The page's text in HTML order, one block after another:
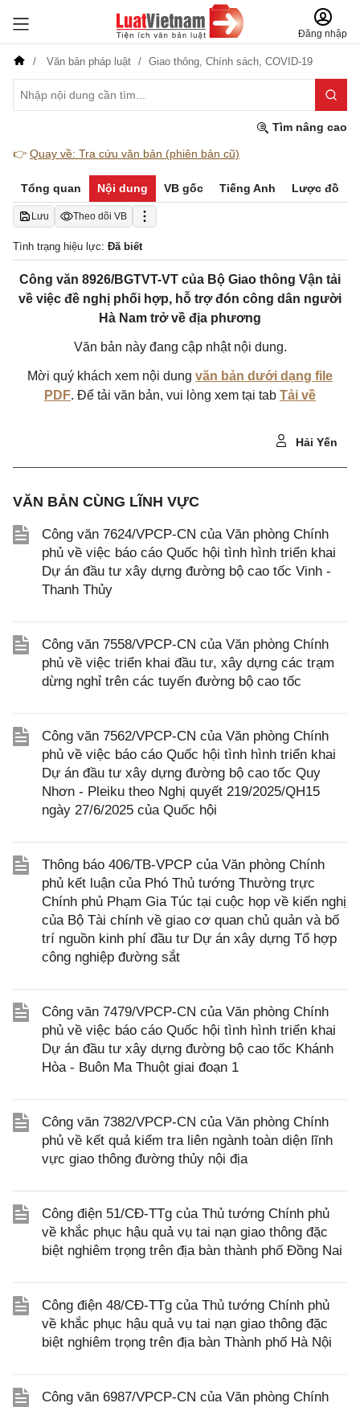
Đăng nhập
Văn bản pháp luật Giao thông, Chính sách, COVID-19
Tìm nâng cao
👉 Quay về: Tra cứu văn bản (phiên bản cũ)
Tổng quan Nội dung VB gốc Tiếng Anh Lược đồ
Lưu Theo dõi VB
Tình trạng hiệu lực: Đã biết
Công văn 8926/BGTVT-VT của Bộ Giao thông Vận tải
về việc đề nghị phối hợp, hỗ trợ đón công dân người
Hà Nam trở về địa phương
Văn bản này đang cập nhật nội dung.
Mời quý khách xem nội dung văn bản dưới dạng file
PDF. Để tải văn bản, vui lòng xem tại tab Tải về
Hải Yến
VĂN BẢN CÙNG LĨNH VỰC
Công văn 7624/VPCP-CN của Văn phòng Chính
phủ về việc báo cáo Quốc hội tình hình triển khai
Dự án đầu tư xây dựng đường bộ cao tốc Vinh -
Thanh Thủy
Công văn 7558/VPCP-CN của Văn phòng Chính
phủ về việc triển khai đầu tư, xây dựng các trạm
dừng nghỉ trên các tuyến đường bộ cao tốc
Công văn 7562/VPCP-CN của Văn phòng Chính
phủ về việc báo cáo Quốc hội tình hình triển khai
Dự án đầu tư xây dựng đường bộ cao tốc Quy
Nhơn - Pleiku theo Nghị quyết 219/2025/QH15
ngày 27/6/2025 của Quốc hội
Thông báo 406/TB-VPCP của Văn phòng Chính
phủ kết luận của Phó Thủ tướng Thường trực
Chính phủ Phạm Gia Túc tại cuộc họp về kiến nghị
của Bộ Tài chính về giao cơ quan chủ quản và bố
trí nguồn kinh phí đầu tư Dự án xây dựng Tổ hợp
công nghiệp đường sắt
Công văn 7479/VPCP-CN của Văn phòng Chính
phủ về việc báo cáo Quốc hội tình hình triển khai
Dự án đầu tư xây dựng đường bộ cao tốc Khánh
Hòa - Buôn Ma Thuột giai đoạn 1
Công văn 7382/VPCP-CN của Văn phòng Chính
phủ về kết quả kiểm tra liên ngành toàn diện lĩnh
vực giao thông đường thủy nội địa
Công điện 51/CĐ-TTg của Thủ tướng Chính phủ
về khắc phục hậu quả vụ tai nạn giao thông đặc
biệt nghiêm trọng trên địa bàn thành phố Đồng Nai
Công điện 48/CĐ-TTg của Thủ tướng Chính phủ
về khắc phục hậu quả vụ tai nạn giao thông đặc
biệt nghiêm trọng trên địa bàn Thành phố Hà Nội
Công văn 6987/VPCP-CN của Văn phòng Chính